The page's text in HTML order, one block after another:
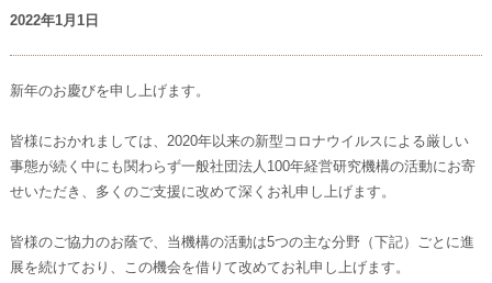
2022年1月1日
新年のお慶びを申し上げます。
皆様におかれましては、2020年以来の新型コロナウイルスによる厳しい
事態が続く中にも関わらず一般社団法人100年経営研究機構の活動にお寄
せいただき、多くのご支援に改めて深くお礼申し上げます。
皆様のご協力のお蔭で、当機構の活動は5つの主な分野（下記）ごとに進
展を続けており、この機会を借りて改めてお礼申し上げます。